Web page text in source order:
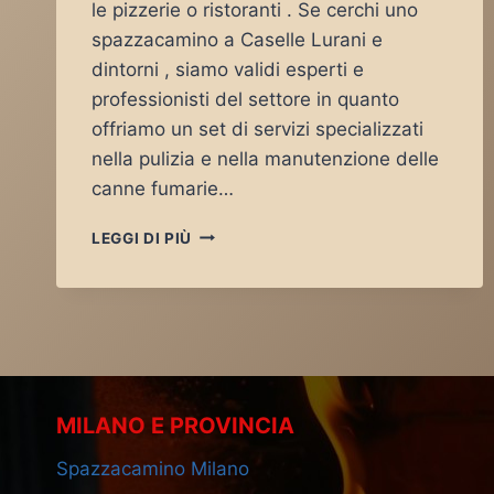
le pizzerie o ristoranti . Se cerchi uno
spazzacamino a Caselle Lurani e
dintorni , siamo validi esperti e
professionisti del settore in quanto
offriamo un set di servizi specializzati
nella pulizia e nella manutenzione delle
canne fumarie…
LEGGI DI PIÙ SPAZZACAMINO
MILANO E PROVINCIA
Spazzacamino Milano